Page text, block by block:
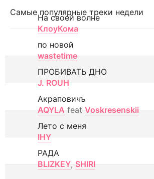
Самые популярные треки недели
На своей волне
КлоуКома
по новой
wastetime
ПРОБИВАТЬ ДНО
J. ROUH
Акраповичъ
AQYLA feat Voskresenskii
Лето с меня
IHY
РАДА
BLIZKEY, SHIRI